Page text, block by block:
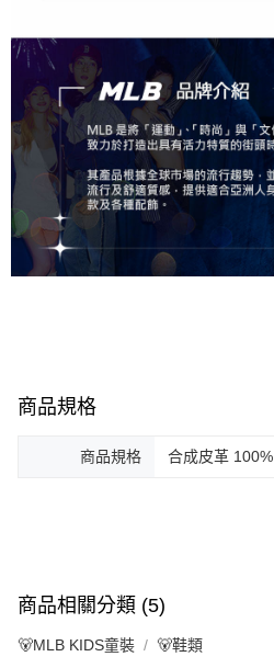
商品規格
商品規格 合成皮革 100%
商品相關分類 (5)
🐻MLB KIDS童裝 🐻鞋類